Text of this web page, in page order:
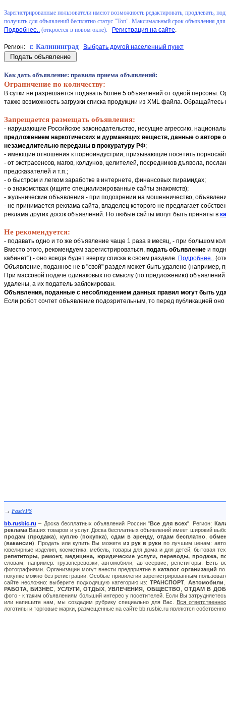
Зарегистрированные пользователи имеют возможность редактировать, продлевать,
получить для объявлений бесплатно статус "Топ". Максимальный срок объявления
Подробнее.. (откроется в новом окне). Регистрация на сайте.
Регион: г. Калининград Выбрать другой населенный пункт
Как дать объявление: правила приема объявлений:
Ограничение по количеству:
В сутки не разрешается подавать более 5 объявлений от одной персоны.
также возможность загрузки списка продукции из XML файла.
Запрещается размещать объявления:
- нарушающие Российское законодательство, несущие агрессию,
предложением наркотических и дурманящих веществ, данные о авторе
незамедлительно переданы в прокуратуру РФ;
- имеющие отношения к порноиндустрии, призывающие посетить
- от экстрасенсов, магов, колдунов, целителей, посредников дъявола,
предсказателей и т.п.;
- о быстром и легком заработке в интернете, финансовых пирамидах;
- о знакомствах (ищите специализированные сайты знакомств);
- жульнические объявления - при подозрении на мошенничество,
- не принимается реклама сайта, владелец которого не предлагает
реклама других досок объявлений. Но любые сайты могут быть приняты в
Не рекомендуется:
- подавать одно и то же объявление чаще 1 раза в месяц, - при большом
Вместо этого, рекомендуем зарегистрироваться, подать объявление и
кабинет") - оно всегда будет вверху списка в своем разделе. Подробнее..
Объявление, поданное не в "свой" раздел может быть удалено (например,
При массовой подаче одинаковых по смыслу (по предложению)
удалены, а их податель заблокирован.
Объявления, поданные с несоблюдением данных правил могут быть
Если робот сочтет объявление подозрительным, то перед публикацией
→ FastVPS
bb.rusbic.ru – Доска бесплатных объявлений России "Все для всех". Регион:
реклама Ваших товаров и услуг. Доска бесплатных объявлений имеет широкий
продам (продажа), куплю(покупка), сдам в аренду, отдам бесплатно,
(вакансии). Продать или купить Вы можете из рук в руки по лучшим ценам:
ювелирные изделия, косметика, мебель, товары для дома и для детей, бытовая
репетиторы, ремонт, медицина, юридические услуги, переводы, продажа,
словам, например: грузоперевозки, автомобили, автосервис, репетиторы.
фотографиями. Организации могут внести предприятие в каталог организаций по
покупке можно без регистрации. Особые привилегии зарегистрированным
сайте несложно: выберите подходящую категорию из:ТРАНСПОРТ Автомобили
РАБОТА ,БИЗНЕС УСЛУГИ,ОТДЫХ ,УВЛЕЧЕНИЯ ОБЩЕСТВО ,ОТДАМ В
фото - к таким объявлениям больший интерес у посетителей. Если Вы
или напишите нам, мы создадим рубрику специально для Вас. Вся
логотипы и торговые марки, размещенные на сайте bb.rusbic.ru являются